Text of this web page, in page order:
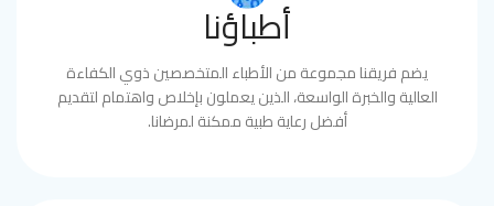
أطباؤنا
يضم فريقنا مجموعة من الأطباء المتخصصين ذوي الكفاءة
العالية والخبرة الواسعة، الذين يعملون بإخلاص واهتمام لتقديم
أفضل رعاية طبية ممكنة لمرضانا.